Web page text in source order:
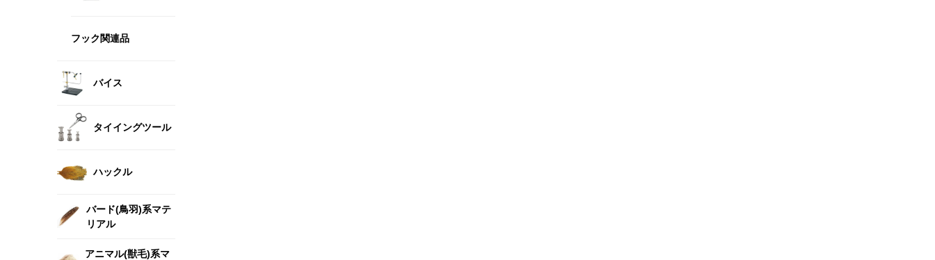
フック関連品
バイス
タイイングツール
ハックル
バード(鳥羽)系マテ
リアル
アニマル(獣毛)系マ